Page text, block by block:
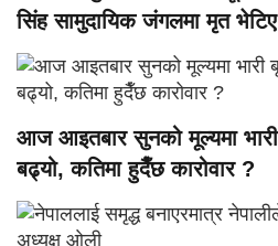
सिंह सामुदायिक जंगलमा मृत भेटिए
आज आइतबार सुनको मूल्यमा भारी बृद्धि
बढ्यो, कतिमा हुदैँछ कारोवार ?